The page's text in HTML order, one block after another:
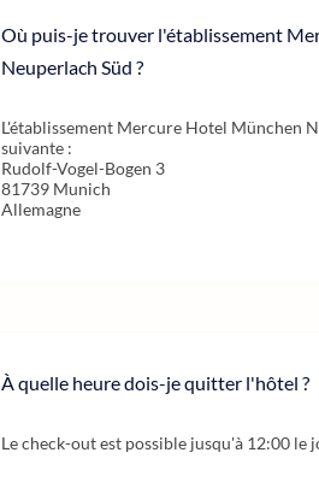
Où puis-je trouver l'établissement
Neuperlach Süd ?
L'établissement Mercure Hotel München
suivante :
Rudolf-Vogel-Bogen 3
81739 Munich
Allemagne
À quelle heure dois-je quitter l'hôtel ?
Le check-out est possible jusqu'à 12:00 le